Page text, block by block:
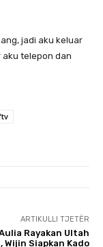
jadi aku keluar
telepon dan
ARTIKULLI TJETËR